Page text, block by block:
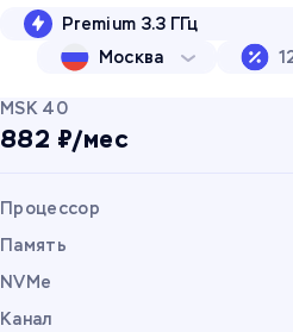
Premium 3.3 ГГц
Москва
MSK 40
882 ₽/мес
Процессор
Память
NVMe
Канал